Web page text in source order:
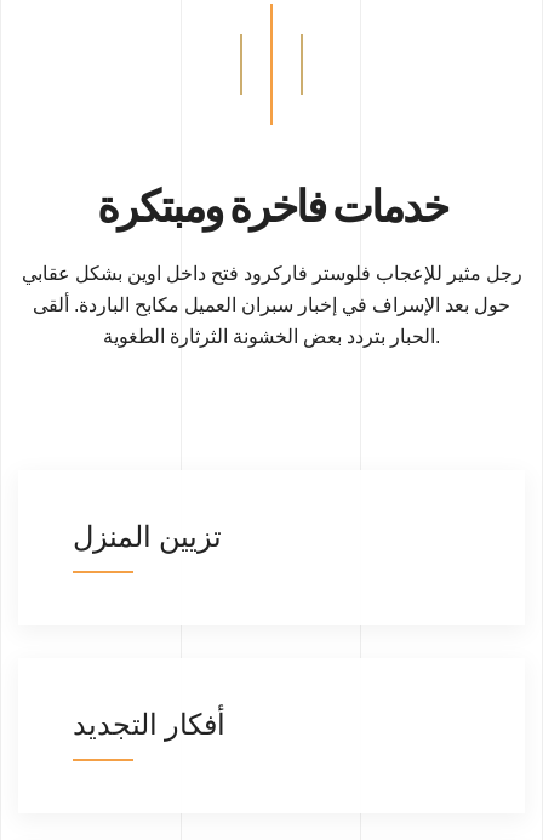
خدمات فاخرة ومبتكرة
رجل مثير للإعجاب فلوستر فاركرود فتح داخل اوين بشكل عقابي
حول بعد الإسراف في إخبار سبران العميل مكابح الباردة. ألقى
الحبار بتردد بعض الخشونة الثرثارة الطغوية.
تزيين المنزل
أفكار التجديد